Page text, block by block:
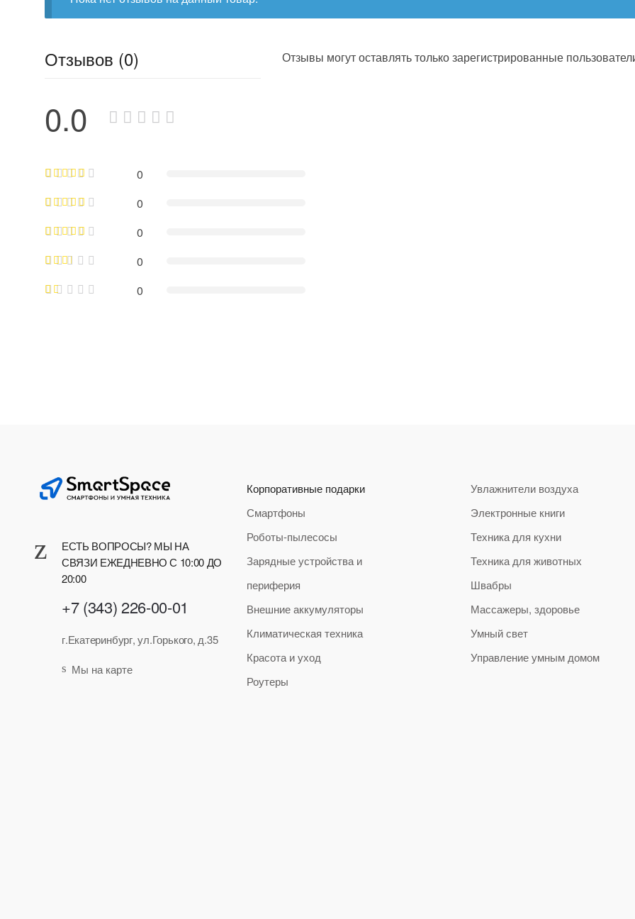
Отзывов (0)
0.0
0
0
0
0
0
Отзывы могут оставлять только зарегистрированные
ЕСТЬ ВОПРОСЫ? МЫ НА
СВЯЗИ ЕЖЕДНЕВНО С 10:00 ДО
20:00
+7 (343) 226-00-01
г.Екатеринбург, ул.Горького, д.35
Мы на карте
Корпоративные подарки
Смартфоны
Роботы-пылесосы
Зарядные устройства и
периферия
Внешние аккумуляторы
Климатическая техника
Красота и уход
Роутеры
Увлажнители воздуха
Электронные книги
Техника для кухни
Техника для животных
Швабры
Массажеры, здоровье
Умный свет
Управление умным домом